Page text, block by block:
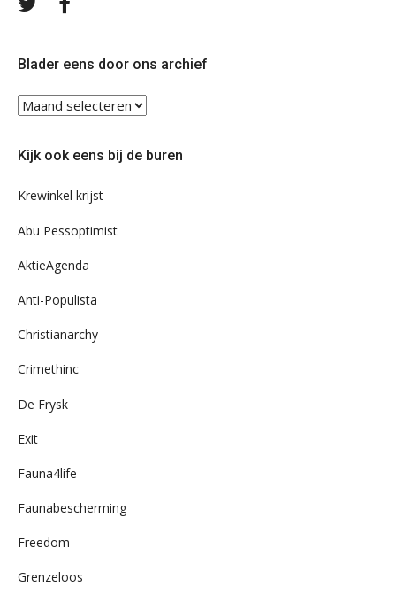
Blader eens door ons archief
Blader
ons
Kijk ook eens bij de buren
Krewinkel krijst
Abu Pessoptimist
AktieAgenda
Anti-Populista
Christianarchy
Crimethinc
De Frysk
Exit
Fauna4life
Faunabescherming
Freedom
Grenzeloos